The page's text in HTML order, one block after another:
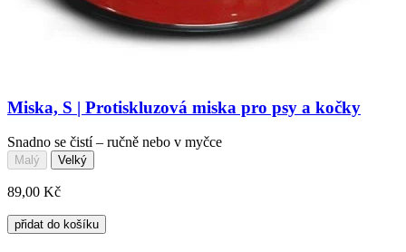
Miska, S | Protiskluzová miska pro psy a kočky
Snadno se čistí – ručně nebo v myčce
Malý Velký
89,00 Kč
přidat do košíku